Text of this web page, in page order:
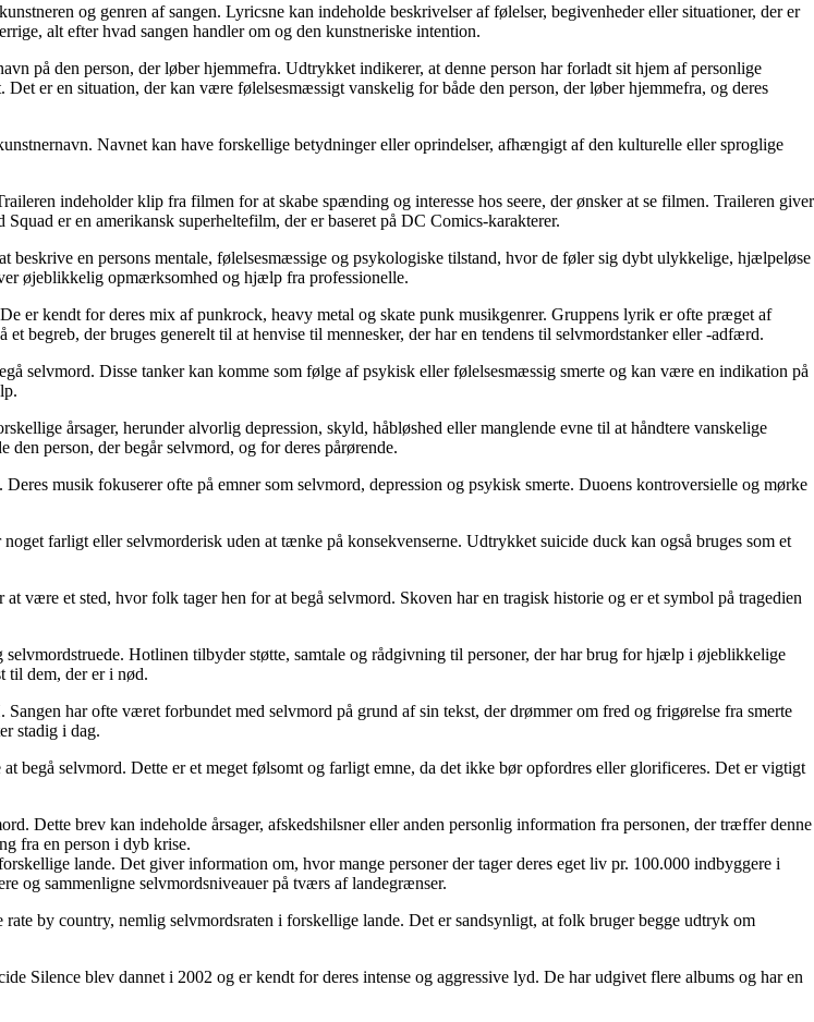
og genren af sangen. Lyricsne kan indeholde beskrivelser af følelser, begivenheder eller situationer, der er
alt efter hvad sangen handler om og den kunstneriske intention.
på den person, der løber hjemmefra. Udtrykket indikerer, at denne person har forladt sit hjem af personlige
er en situation, der kan være følelsesmæssigt vanskelig for både den person, der løber hjemmefra, og deres
Navnet kan have forskellige betydninger eller oprindelser, afhængigt af den kulturelle eller sproglige
indeholder klip fra filmen for at skabe spænding og interesse hos seere, der ønsker at se filmen. Traileren giver
er en amerikansk superheltefilm, der er baseret på DC Comics-karakterer.
beskrive en persons mentale, følelsesmæssige og psykologiske tilstand, hvor de føler sig dybt ulykkelige, hjælpeløse
øjeblikkelig opmærksomhed og hjælp fra professionelle.
er kendt for deres mix af punkrock, heavy metal og skate punk musikgenrer. Gruppens lyrik er ofte præget af
begreb, der bruges generelt til at henvise til mennesker, der har en tendens til selvmordstanker eller -adfærd.
selvmord. Disse tanker kan komme som følge af psykisk eller følelsesmæssig smerte og kan være en indikation på
årsager, herunder alvorlig depression, skyld, håbløshed eller manglende evne til at håndtere vanskelige
person, der begår selvmord, og for deres pårørende.
musik fokuserer ofte på emner som selvmord, depression og psykisk smerte. Duoens kontroversielle og mørke
farligt eller selvmorderisk uden at tænke på konsekvenserne. Udtrykket suicide duck kan også bruges som et
være et sted, hvor folk tager hen for at begå selvmord. Skoven har en tragisk historie og er et symbol på tragedien
Hotlinen tilbyder støtte, samtale og rådgivning til personer, der har brug for hjælp i øjeblikkelige
til dem, der er i nød.
har ofte været forbundet med selvmord på grund af sin tekst, der drømmer om fred og frigørelse fra smerte
stadig i dag.
begå selvmord. Dette er et meget følsomt og farligt emne, da det ikke bør opfordres eller glorificeres. Det er vigtigt
Dette brev kan indeholde årsager, afskedshilsner eller anden personlig information fra personen, der træffer denne
fra en person i dyb krise.
lande. Det giver information om, hvor mange personer der tager deres eget liv pr. 100.000 indbyggere i
og sammenligne selvmordsniveauer på tværs af landegrænser.
by country, nemlig selvmordsraten i forskellige lande. Det er sandsynligt, at folk bruger begge udtryk om
Silence blev dannet i 2002 og er kendt for deres intense og aggressive lyd. De har udgivet flere albums og har en